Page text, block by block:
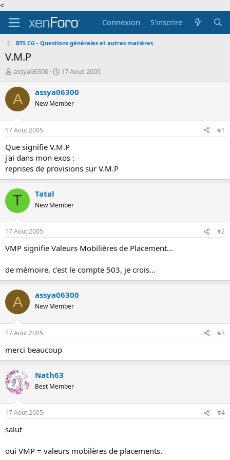
<
Connexion
S'inscrire
BTS CG - Questions générales et autres matières
V.M.P
A
t
e
r
d
e
a
d
i
s
c
s
o
n
assya06300
D
t
d
é
b
t
17 Aout 2005
A assya06300
New Member
17 Aout 2005 #1
Que signifie V.M.P
j'ai dans mon exos :
reprises de provisions sur V.M.P
T Tatal
New Member
17 Aout 2005 #2
VMP signifie Valeurs Mobilières de Placement...
de mémoire, c'est le compte 503, je crois...
A assya06300
New Member
17 Aout 2005 #3
merci beaucoup
Nath63
Best Member
17 Aout 2005 #4
salut
oui VMP = valeurs mobilères de placements.